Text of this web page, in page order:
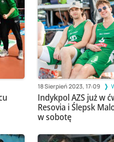
18 Sierpień 2023, 17:09
Indykpol AZS już w
Resovia i Ślepsk
w sobotę